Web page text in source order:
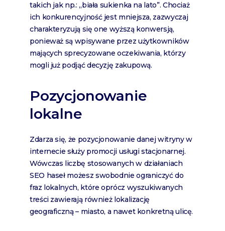
takich jak np.: „biała sukienka na lato”. Chociaż
ich konkurencyjność jest mniejsza, zazwyczaj
charakteryzują się one wyższą konwersją,
ponieważ są wpisywane przez użytkowników
mających sprecyzowane oczekiwania, którzy
mogli już podjąć decyzję zakupową.
Pozycjonowanie
lokalne
Zdarza się, że pozycjonowanie danej witryny w
internecie służy promocji usługi stacjonarnej.
Wówczas liczbę stosowanych w działaniach
SEO haseł możesz swobodnie ograniczyć do
fraz lokalnych, które oprócz wyszukiwanych
treści zawierają również lokalizację
geograficzną – miasto, a nawet konkretną ulicę.